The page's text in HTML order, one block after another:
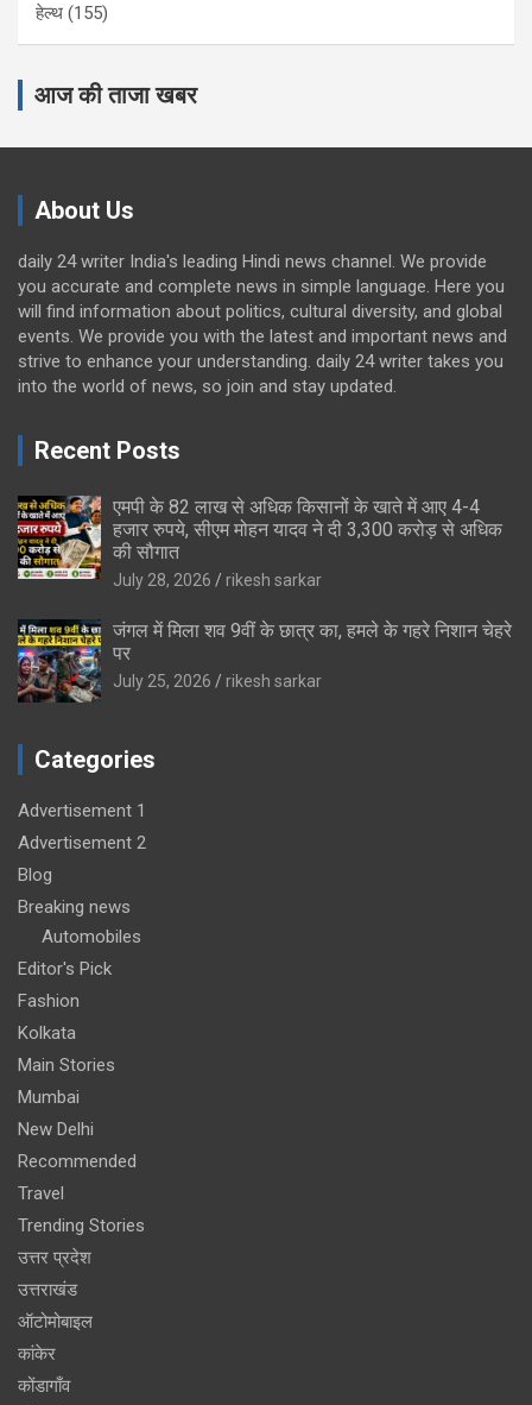
हेल्थ (155)
आज की ताजा खबर
About Us
daily 24 writer India's leading Hindi news channel. We provide
you accurate and complete news in simple language. Here you
will find information about politics, cultural diversity, and global
events. We provide you with the latest and important news and
strive to enhance your understanding. daily 24 writer takes you
into the world of news, so join and stay updated.
Recent Posts
एमपी के 82 लाख से अधिक किसानों के खाते में आए 4-4
हजार रुपये, सीएम मोहन यादव ने दी 3,300 करोड़ से अधिक
की सौगात
July 28, 2026 rikesh sarkar
जंगल में मिला शव 9वीं के छात्र का, हमले के गहरे निशान चेहरे
पर
July 25, 2026 rikesh sarkar
Categories
Advertisement 1
Advertisement 2
Blog
Breaking news
Automobiles
Editor's Pick
Fashion
Kolkata
Main Stories
Mumbai
New Delhi
Recommended
Travel
Trending Stories
उत्तर प्रदेश
उत्तराखंड
ऑटोमोबाइल
कांकेर
कोंडागाँव